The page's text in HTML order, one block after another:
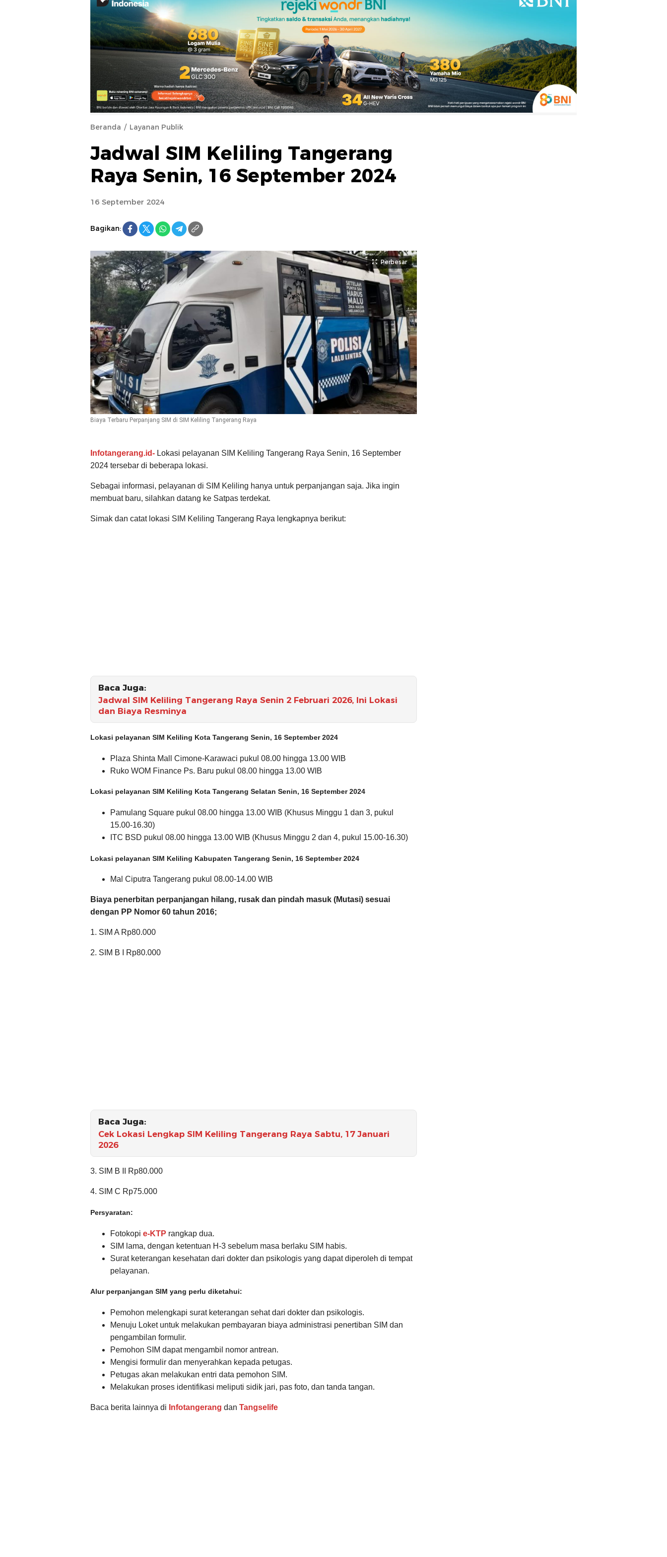
Beranda Layanan Publik
Jadwal SIM Keliling Tangerang
Raya Senin, 16 September 2024
16 September 2024
Bagikan:
Perbesar
Biaya Terbaru Perpanjang SIM di SIM Keliling Tangerang Raya
Infotangerang.id- Lokasi pelayanan SIM Keliling Tangerang Raya Senin, 16 September
2024 tersebar di beberapa lokasi.
Sebagai informasi, pelayanan di SIM Keliling hanya untuk perpanjangan saja. Jika ingin
membuat baru, silahkan datang ke Satpas terdekat.
Simak dan catat lokasi SIM Keliling Tangerang Raya lengkapnya berikut:
Baca Juga:
Jadwal SIM Keliling Tangerang Raya Senin 2 Februari 2026, Ini Lokasi
dan Biaya Resminya
Lokasi pelayanan SIM Keliling Kota Tangerang Senin, 16 September 2024
Plaza Shinta Mall Cimone-Karawaci pukul 08.00 hingga 13.00 WIB
Ruko WOM Finance Ps. Baru pukul 08.00 hingga 13.00 WIB
Lokasi pelayanan SIM Keliling Kota Tangerang Selatan Senin, 16 September 2024
Pamulang Square pukul 08.00 hingga 13.00 WIB (Khusus Minggu 1 dan 3, pukul
15.00-16.30)
ITC BSD pukul 08.00 hingga 13.00 WIB (Khusus Minggu 2 dan 4, pukul 15.00-16.30)
Lokasi pelayanan SIM Keliling Kabupaten Tangerang Senin, 16 September 2024
Mal Ciputra Tangerang pukul 08.00-14.00 WIB
Biaya penerbitan perpanjangan hilang, rusak dan pindah masuk (Mutasi) sesuai
dengan PP Nomor 60 tahun 2016;
1. SIM A Rp80.000
2. SIM B I Rp80.000
Baca Juga:
Cek Lokasi Lengkap SIM Keliling Tangerang Raya Sabtu, 17 Januari
2026
3. SIM B II Rp80.000
4. SIM C Rp75.000
Persyaratan:
Fotokopi e-KTP rangkap dua.
SIM lama, dengan ketentuan H-3 sebelum masa berlaku SIM habis.
Surat keterangan kesehatan dari dokter dan psikologis yang dapat diperoleh di tempat
pelayanan.
Alur perpanjangan SIM yang perlu diketahui:
Pemohon melengkapi surat keterangan sehat dari dokter dan psikologis.
Menuju Loket untuk melakukan pembayaran biaya administrasi penertiban SIM dan
pengambilan formulir.
Pemohon SIM dapat mengambil nomor antrean.
Mengisi formulir dan menyerahkan kepada petugas.
Petugas akan melakukan entri data pemohon SIM.
Melakukan proses identifikasi meliputi sidik jari, pas foto, dan tanda tangan.
Baca berita lainnya di Infotangerang dan Tangselife